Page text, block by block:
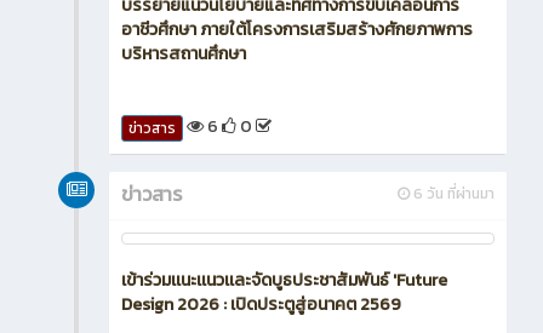
บรรยายแนวนโยบายและทิศทางการขับเคลื่อนการ
อาชีวศึกษา ภายใต้โครงการเสริมสร้างศักยภาพการ
บริหารสถานศึกษา
ข่าวสาร 6 0
6 วัน ที่ผ่านมา
ข่าวสาร
เข้าร่วมเเนะเเนวเเละจัดบูธประชาสัมพันธ์ 'Future
Design 2026 : เปิดประตูสู่อนาคต 2569